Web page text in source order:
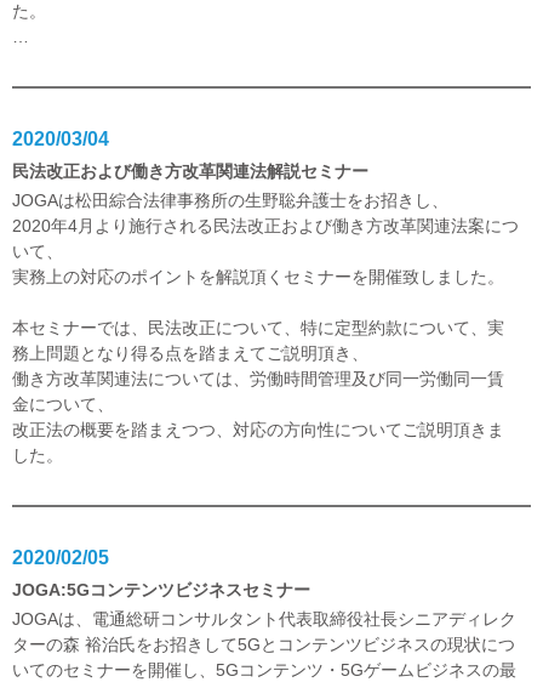
た。
2020/03/04
民法改正および働き方改革関連法解説セミナー
JOGAは松田綜合法律事務所の生野聡弁護士をお招きし、
2020年4月より施行される民法改正および働き方改革関連法案につ
いて、
実務上の対応のポイントを解説頂くセミナーを開催致しました。
本セミナーでは、民法改正について、特に定型約款について、実
務上問題となり得る点を踏まえてご説明頂き、
働き方改革関連法については、労働時間管理及び同一労働同一賃
金について、
改正法の概要を踏まえつつ、対応の方向性についてご説明頂きま
した。
2020/02/05
JOGA:5Gコンテンツビジネスセミナー
JOGAは、電通総研コンサルタント代表取締役社長シニアディレク
ターの森 裕治氏をお招きして5Gとコンテンツビジネスの現状につ
いてのセミナーを開催し、5Gコンテンツ・5Gゲームビジネスの最